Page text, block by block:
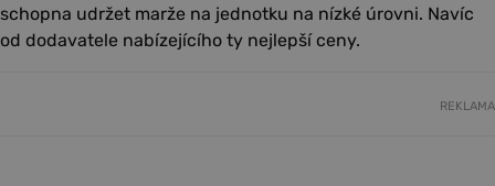
schopna udržet marže na jednotku na nízké úrovni. Navíc
od dodavatele nabízejícího ty nejlepší ceny.
REKLAMA